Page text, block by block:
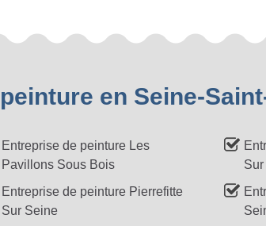
en Seine-
Entreprise de peinture Les
Pavillons Sous Bois
Entreprise de peinture Pierrefitte
Sur Seine